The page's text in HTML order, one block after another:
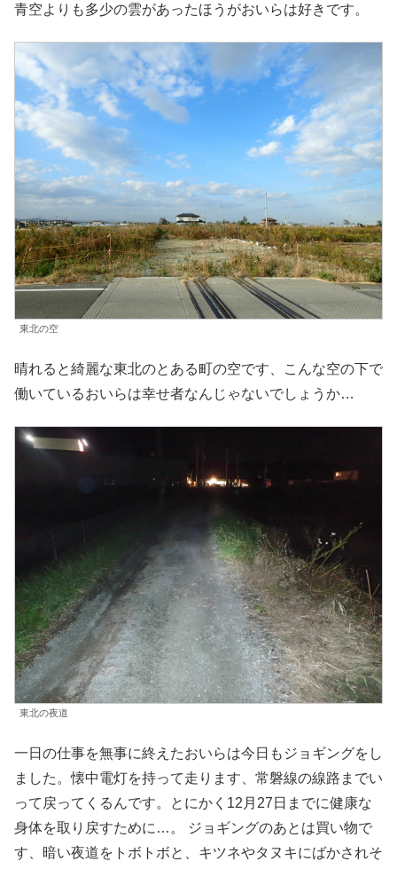
青空よりも多少の雲があったほうがおいらは好きです。
東北の空
晴れると綺麗な東北のとある町の空です、こんな空の下で
働いているおいらは幸せ者なんじゃないでしょうか…
東北の夜道
一日の仕事を無事に終えたおいらは今日もジョギングをし
ました。懐中電灯を持って走ります、常磐線の線路までい
って戻ってくるんです。とにかく12月27日までに健康な
身体を取り戻すために…。 ジョギングのあとは買い物で
す、暗い夜道をトボトボと、キツネやタヌキにばかされそ